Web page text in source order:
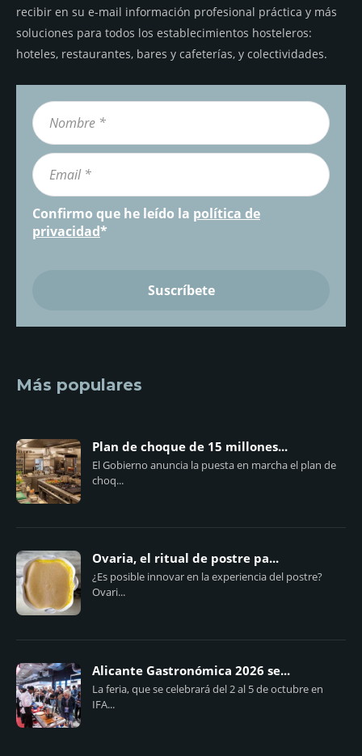
recibir en su e-mail información profesional práctica y más
soluciones para todos los establecimientos hosteleros:
hoteles, restaurantes, bares y cafeterías, y colectividades.
Confirmo que he leído la política de
privacidad*
Más populares
Plan de choque de 15 millones...
El Gobierno anuncia la puesta en marcha el plan de
choq...
Ovaria, el ritual de postre pa...
¿Es posible innovar en la experiencia del postre?
Ovari...
Alicante Gastronómica 2026 se...
La feria, que se celebrará del 2 al 5 de octubre en
IFA...